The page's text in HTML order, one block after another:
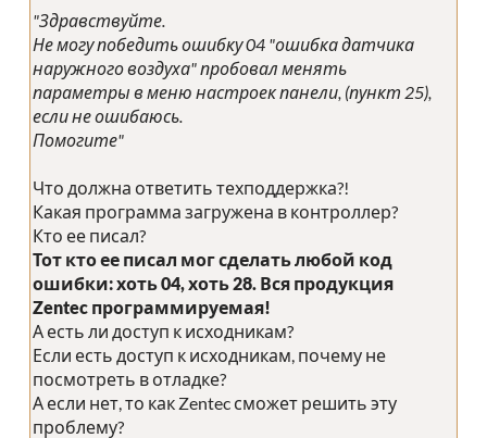
"Здравствуйте.
Не могу победить ошибку 04 "ошибка датчика
наружного воздуха" пробовал менять
параметры в меню настроек панели, (пункт 25),
если не ошибаюсь.
Помогите"
Что должна ответить техподдержка?!
Какая программа загружена в контроллер?
Кто ее писал?
Тот кто ее писал мог сделать любой код
ошибки: хоть 04, хоть 28. Вся продукция
Zentec программируемая!
А есть ли доступ к исходникам?
Если есть доступ к исходникам, почему не
посмотреть в отладке?
А если нет, то как Zentec сможет решить эту
проблему?